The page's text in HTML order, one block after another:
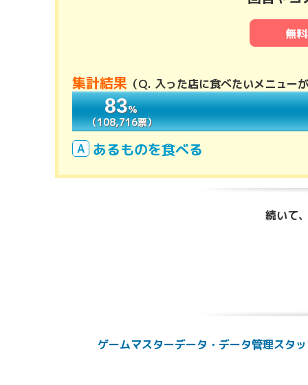
無
集計結果 （Q. 入った店に食べたいメニュー
83％
（108,716票）
83％
（108,716票）
A あるものを食べる
続いて
ゲームマスターデータ・データ管理スタ